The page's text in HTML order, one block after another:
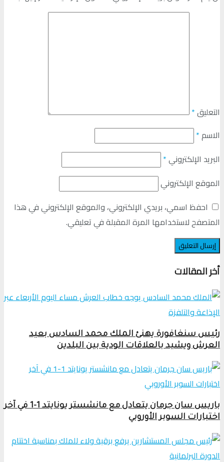
التعليق*
الاسم*
البريد الإلكتروني*
الموقع الإلكتروني
احفظ اسمي، بريدي الإلكتروني، والموقع الإلكتروني في هذا
المتصفح لاستخدامها المرة المقبلة في تعليقي.
أخر المقالات
رئيس سنغافورة يهنئ الملك محمد السادس بعيد
العرش ويشيد بالعلاقات الودية بين البلدين
باريس سان جرمان يتعادل مع مانشستر يونايتد 1-1 في آخر
اختبارات السوبر الأوروبي